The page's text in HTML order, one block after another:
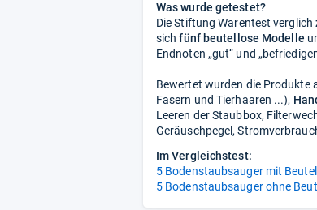
den
Pfeiltasten
auswählen.
Was wurde getestet?
Die Stiftung Warentest verglich
sichfünf beutellose Modelle
Endnoten „gut“ und
Bewertet wurden die Produkte
Fasern und Tierhaaren ...),
Leeren der Staubbox,
Geräuschpegel,
Im Vergleichstest:
5 Bodenstaubsauger mit Beutel
5 Bodenstaubsauger ohne